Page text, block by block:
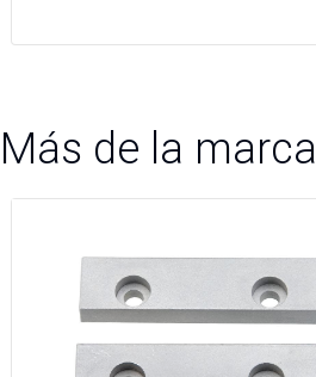
Más de la marca